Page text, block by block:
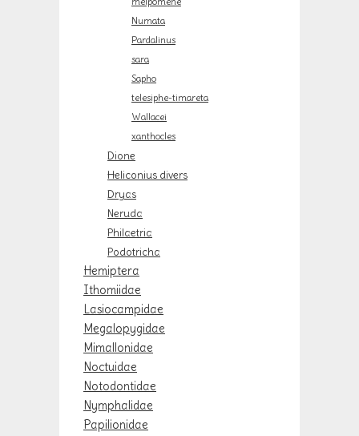
Numata
Pardalinus
sara
Sapho
telesiphe-timareta
Wallacei
xanthocles
Dione
Heliconius divers
Dryas
Neruda
Philaetria
Podotricha
Hemiptera
Ithomiidae
Lasiocampidae
Megalopygidae
Mimallonidae
Noctuidae
Notodontidae
Nymphalidae
Papilionidae